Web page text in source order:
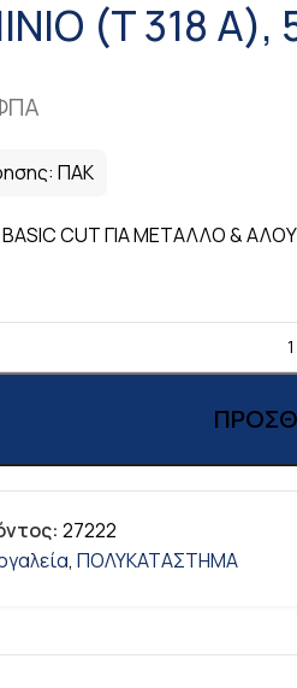
(T 318 A),
ΠΑΚ
CUT ΓΙΑ ΜΕΤΑΛΛΟ &
27222
, ΠΟΛΥΚΑΤΑΣΤΗΜΑ